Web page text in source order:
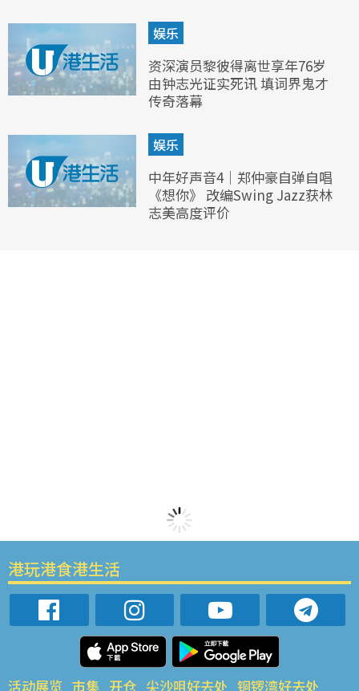
娱乐
资深演员黎彼得离世享年76岁
由钟志光证实死讯 填词界鬼才
传奇落幕
娱乐
中年好声音4｜郑仲豪自弹自唱
《想你》 改编Swing Jazz获林
志美高度评价
港玩港食港生活
活动展览 市集 开仓 尖沙咀好去处 铜锣湾好去处